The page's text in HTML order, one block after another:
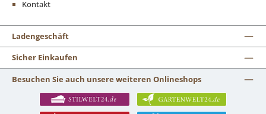
Kontakt
Ladengeschäft
Sicher Einkaufen
Besuchen Sie auch unsere weiteren Onlineshops